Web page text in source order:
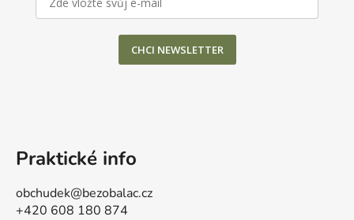
CHCI NEWSLETTER
Praktické info
obchudek@bezobalac.cz
+420 608 180 874